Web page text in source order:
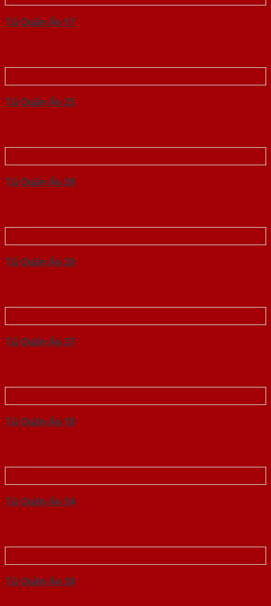
Tủ Quần Áo 17
Tủ Quần Áo 25
Tủ Quần Áo 38
Tủ Quần Áo 20
Tủ Quần Áo 37
Tủ Quần Áo 18
Tủ Quần Áo 34
Tủ Quần Áo 30